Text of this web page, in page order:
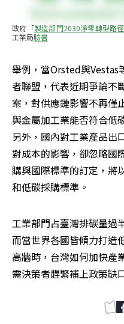
政府「製造部門2030淨零轉型路徑
工業局臉書
舉例，當Orsted與Vestas
者聯盟，代表近期爭論不
案，對供應鏈影響不再僅
與金屬加工業能否符合低
另外，國內對工業產品出
對成本的影響，卻忽略國
購與國際標準的訂定，將
和低碳採購標準。
工業部門占臺灣排碳量過
而當世界各國皆傾力打造
高牆時，台灣如何加快產
需決策者趕緊補上政策缺